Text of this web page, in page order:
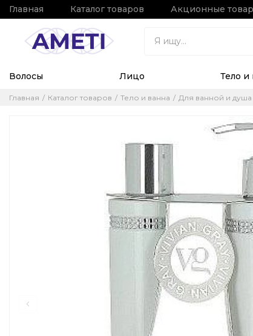
Главная Каталог товаров Акционные
Волосы Лицо Тело и
Главная Каталог товаров Тело и ванна Для ванной и душа